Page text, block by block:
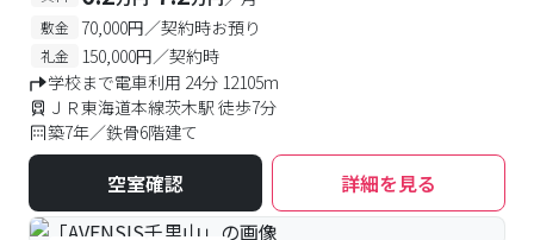
敷金 70,000円／契約時お預り
礼金
150,000円／契約時
学校まで電車利用 24分 12105m
ＪＲ東海道本線茨木駅 徒歩7分
築7年／鉄骨6階建て
空室確認 詳細を見る